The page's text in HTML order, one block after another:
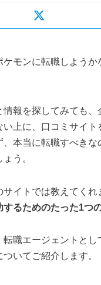
ケモンに転職しようか
情報を探してみても、
い上に、口コミサイト
、本当に転職すべきな
う。
イトでは教えてくれ
るためのたった1つ
転職エージェントと
いてご紹介します。